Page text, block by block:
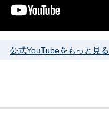
公式YouTubeをもっと見る